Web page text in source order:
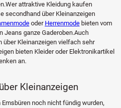
attraktive Kleidung kaufen
secondhand über Kleinanzeigen
oder Herrenmodebieten vom
Jeans ganze Gaderoben.Auch
Kleinanzeigen vielfach sehr
bieten Kleider oder Elektronikartikel
an.
Kleinanzeigen
noch nicht fündig wurden,